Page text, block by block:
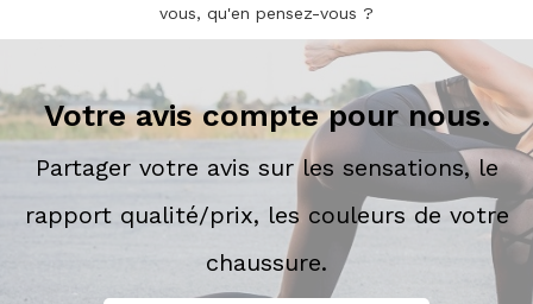
vous, qu'en pensez-vous ?
Votre avis compte pour nous.
Partager votre avis sur les sensations, le
rapport qualité/prix, les couleurs de votre
chaussure.